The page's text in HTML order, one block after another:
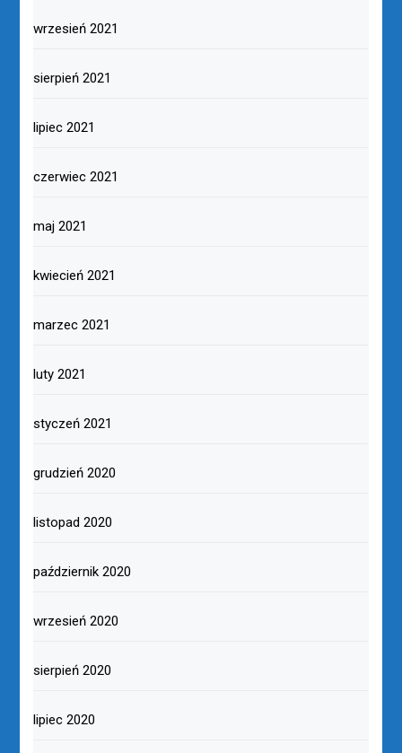
wrzesień 2021
sierpień 2021
lipiec 2021
czerwiec 2021
maj 2021
kwiecień 2021
marzec 2021
luty 2021
styczeń 2021
grudzień 2020
listopad 2020
październik 2020
wrzesień 2020
sierpień 2020
lipiec 2020